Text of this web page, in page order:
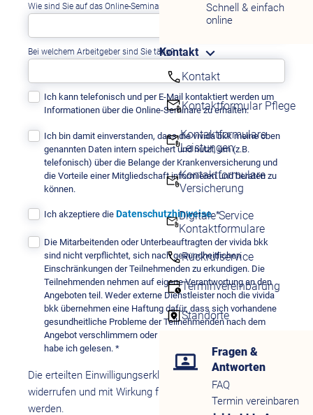
Schnell & einfach
online
Kontakt
Kontakt
Kontaktformular Pflege
Kontaktformulare
Leistungen
Kontaktformulare
Versicherung
Digitale Service
Kontaktformulare
Rückrufservice
Terminvereinbarung
Standorte
Fragen &
Antworten
FAQ
Termin vereinbaren
Wie sind Sie auf das Online-Seminar aufmerksam geworden?
Bei welchem Arbeitgeber sind Sie tätig?
Ich kann telefonisch und per E-Mail kontaktiert werden um
Informationen über die Online-Seminare zu erhalten.
Ich bin damit einverstanden, dass die vivida bkk meine oben
genannten Daten intern speichert und nutzt, um (z.B.
telefonisch) über die Belange der Krankenversicherung und
die Vorteile einer Mitgliedschaft informieren und beraten zu
können.
Ich akzeptiere die Datenschutzhinweise.*
Die Mitarbeitenden oder Unterbeauftragten der vivida bkk
sind nicht verpflichtet, sich nach gesundheitlichen
Einschränkungen der Teilnehmenden zu erkundigen. Die
Teilnehmenden nehmen auf eigene Verantwortung an den
Angeboten teil. Weder externe Dienstleister noch die vivida
bkk übernehmen eine Haftung dafür, dass sich vorhandene
gesundheitliche Probleme der Teilnehmenden nach dem
Angebot verschlimmern oder verschlechtern. Den Hinweis
habe ich gelesen. *
Die erteilten Einwilligungserklärungen können jederzeit
widerrufen und mit Wirkung für die Zukunft abgeändert
werden.